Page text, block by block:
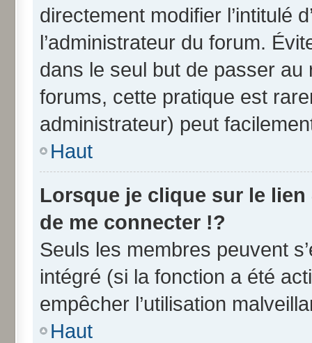
directement modifier l’intitulé
l’administrateur du forum.
dans le seul but de passer
forums, cette pratique est
administrateur) peut
Haut
Lorsque je clique sur le lien
de me connecter !?
Seuls les membres peuvent
intégré (si la fonction a été
empêcher l’utilisation
Haut